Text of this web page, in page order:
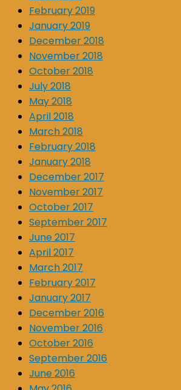
February 2019
January 2019
December 2018
November 2018
October 2018
July 2018
May 2018
April 2018
March 2018
February 2018
January 2018
December 2017
November 2017
October 2017
September 2017
June 2017
April 2017
March 2017
February 2017
January 2017
December 2016
November 2016
October 2016
September 2016
June 2016